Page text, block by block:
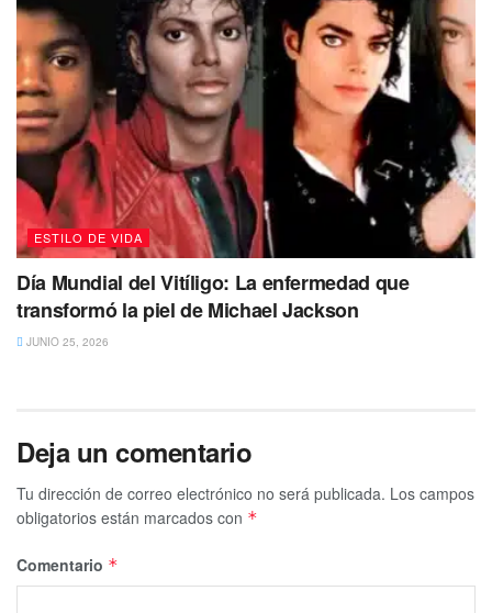
ESTILO DE VIDA
Día Mundial del Vitíligo: La enfermedad que
transformó la piel de Michael Jackson
JUNIO 25, 2026
Deja un comentario
Tu dirección de correo electrónico no será publicada. Los campos
obligatorios están marcados con *
Comentario *